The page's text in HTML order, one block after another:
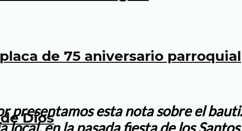
de 75 aniversario parroquial
Dios
presentamos esta nota sobre el
en la pasada fiesta de los